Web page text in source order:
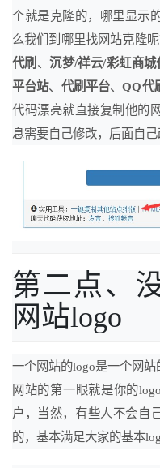
个就是克隆的，哪里显示
么我们到哪里找网站克隆
代刷 、沉梦/祥云/彩虹商城
平台站、 代刷平台、QQ代
代码漂亮就直接复制他的
息需要自己修改，后面自己
第二点、
网站logo
一个网站的logo是一个网
网站的第一眼就是你的
户，当然，有些人不会自
的，基本满足大家的基本